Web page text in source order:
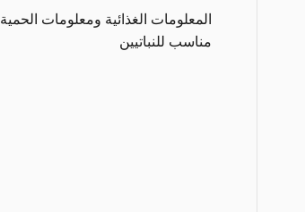
المعلومات الغذائية ومعلومات الحمية
مناسب للنباتيين